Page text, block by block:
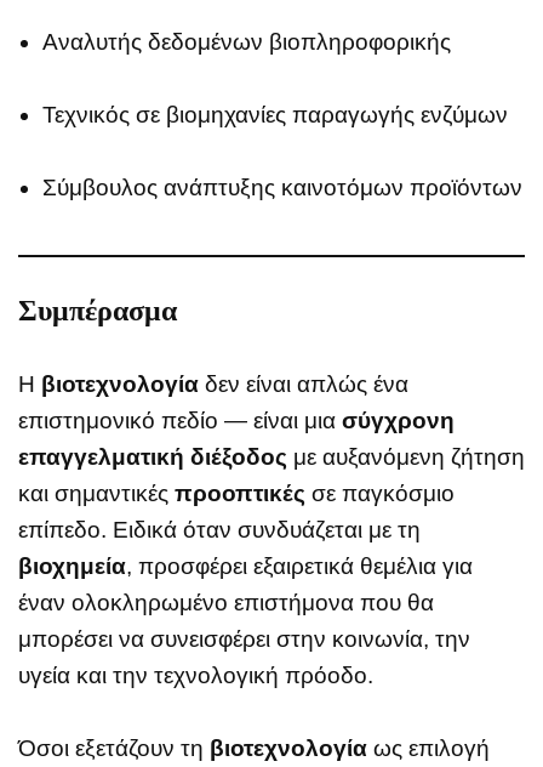
Αναλυτής δεδομένων βιοπληροφορικής
Τεχνικός σε βιομηχανίες παραγωγής ενζύμων
Σύμβουλος ανάπτυξης καινοτόμων προϊόντων
Συμπέρασμα
Η βιοτεχνολογία δεν είναι απλώς ένα
επιστημονικό πεδίο — είναι μια σύγχρονη
επαγγελματική διέξοδος με αυξανόμενη ζήτηση
και σημαντικές προοπτικές σε παγκόσμιο
επίπεδο. Ειδικά όταν συνδυάζεται με τη
βιοχημεία, προσφέρει εξαιρετικά θεμέλια για
έναν ολοκληρωμένο επιστήμονα που θα
μπορέσει να συνεισφέρει στην κοινωνία, την
υγεία και την τεχνολογική πρόοδο.
Όσοι εξετάζουν τη βιοτεχνολογία ως επιλογή